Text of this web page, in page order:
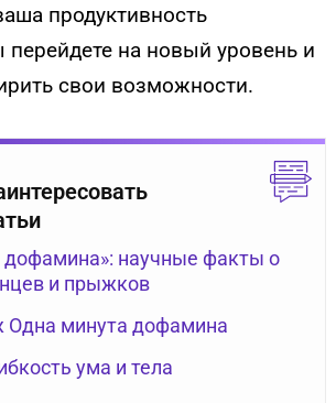
продуктивность
перейдете на новый уровень и
свои возможности.
дофамина»: научные факты о
и прыжков
Одна минута дофамина
ума и тела